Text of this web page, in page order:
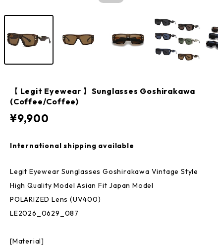
【 Legit Eyewear 】Sunglasses Goshirakawa
(Coffee/Coffee)
¥9,900
International shipping available
Legit Eyewear Sunglasses Goshirakawa Vintage Style
High Quality Model Asian Fit Japan Model
POLARIZED Lens (UV400)
LE2026_0629_087
[Material]